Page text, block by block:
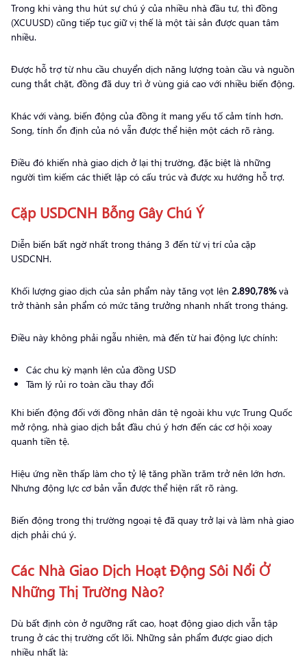
Trong khi vàng thu hút sự chú ý của nhiều nhà đầu tư, thì đồng
(XCUUSD) cũng tiếp tục giữ vị thế là một tài sản được quan tâm
nhiều.
Được hỗ trợ từ nhu cầu chuyển dịch năng lượng toàn cầu và nguồn
cung thắt chặt, đồng đã duy trì ở vùng giá cao với nhiều biến động.
Khác với vàng, biến động của đồng ít mang yếu tố cảm tính hơn.
Song, tính ổn định của nó vẫn được thể hiện một cách rõ ràng.
Điều đó khiến nhà giao dịch ở lại thị trường, đặc biệt là những
người tìm kiếm các thiết lập có cấu trúc và được xu hướng hỗ trợ.
Cặp USDCNH Bỗng Gây Chú Ý
Diễn biến bất ngờ nhất trong tháng 3 đến từ vị trí của cặp
USDCNH.
Khối lượng giao dịch của sản phẩm này tăng vọt lên 2.890,78%và
trở thành sản phẩm có mức tăng trưởng nhanh nhất trong tháng.
Điều này không phải ngẫu nhiên, mà đến từ hai động lực chính:
Các chu kỳ mạnh lên của đồng USD
Tâm lý rủi ro toàn cầu thay đổi
Khi biến động đối với đồng nhân dân tệ ngoài khu vực Trung Quốc
mở rộng, nhà giao dịch bắt đầu chú ý hơn đến các cơ hội xoay
quanh tiền tệ.
Hiệu ứng nền thấp làm cho tỷ lệ tăng phần trăm trở nên lớn hơn.
Nhưng động lực cơ bản vẫn được thể hiện rất rõ ràng.
Biến động trong thị trường ngoại tệ đã quay trở lại và làm nhà giao
dịch phải chú ý.
Các Nhà Giao Dịch Hoạt Động Sôi Nổi Ở
Những Thị Trường Nào?
Dù bất định còn ở ngưỡng rất cao, hoạt động giao dịch vẫn tập
trung ở các thị trường cốt lõi. Những sản phẩm được giao dịch
nhiều nhất là: